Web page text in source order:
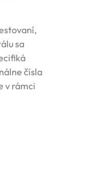
sa
čísla
v rámci